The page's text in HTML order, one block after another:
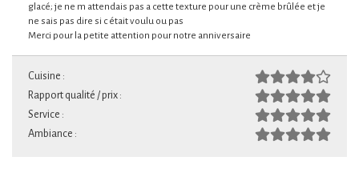
glacé; je ne m attendais pas a cette texture pour une crème brûlée et je
ne sais pas dire si c était voulu ou pas
Merci pour la petite attention pour notre anniversaire
Cuisine :
Rapport qualité / prix :
Service :
Ambiance :